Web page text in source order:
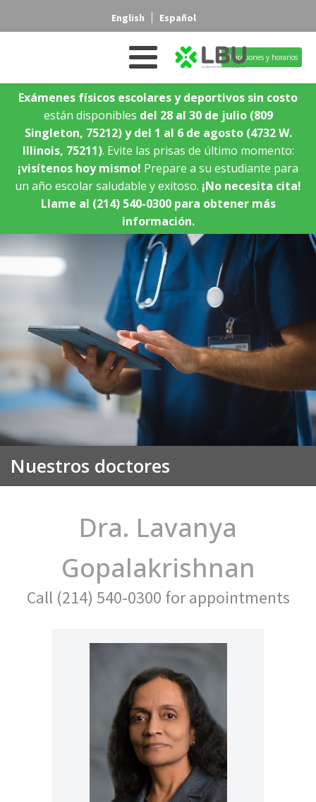
English Español
Ubicaciones y horarios
Exámenes físicos escolares y deportivos sin costo
están disponibles del 28 al 30 de julio (809
Singleton, 75212) y del 1 al 6 de agosto (4732 W.
Illinois, 75211). Evite las prisas de último momento:
¡visítenos hoy mismo! Prepare a su estudiante para
un año escolar saludable y exitoso. ¡No necesita cita!
Llame al (214) 540-0300 para obtener más
información.
Nuestros doctores
Dra. Lavanya
Gopalakrishnan
Call (214) 540-0300 for appointments